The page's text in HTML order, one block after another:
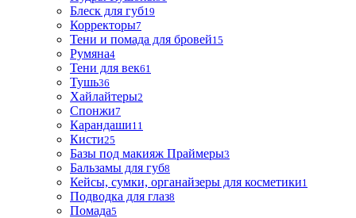
Блеск для губ19
Корректоры7
Тени и помада для бровей15
Румяна4
Тени для век61
Тушь36
Хайлайтеры2
Спонжи7
Карандаши11
Кисти25
Базы под макияж Праймеры3
Бальзамы для губ8
Кейсы, сумки, органайзеры для косметики1
Подводка для глаз8
Помада5